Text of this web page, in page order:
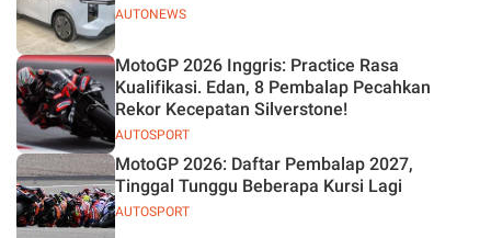
AUTONEWS
AUTOSPORT
MotoGP 2026 Inggris: Practice Rasa
Kualifikasi. Edan, 8 Pembalap Pecahkan
Rekor Kecepatan Silverstone!
AUTOSPORT
MotoGP 2026: Daftar Pembalap 2027,
Tinggal Tunggu Beberapa Kursi Lagi